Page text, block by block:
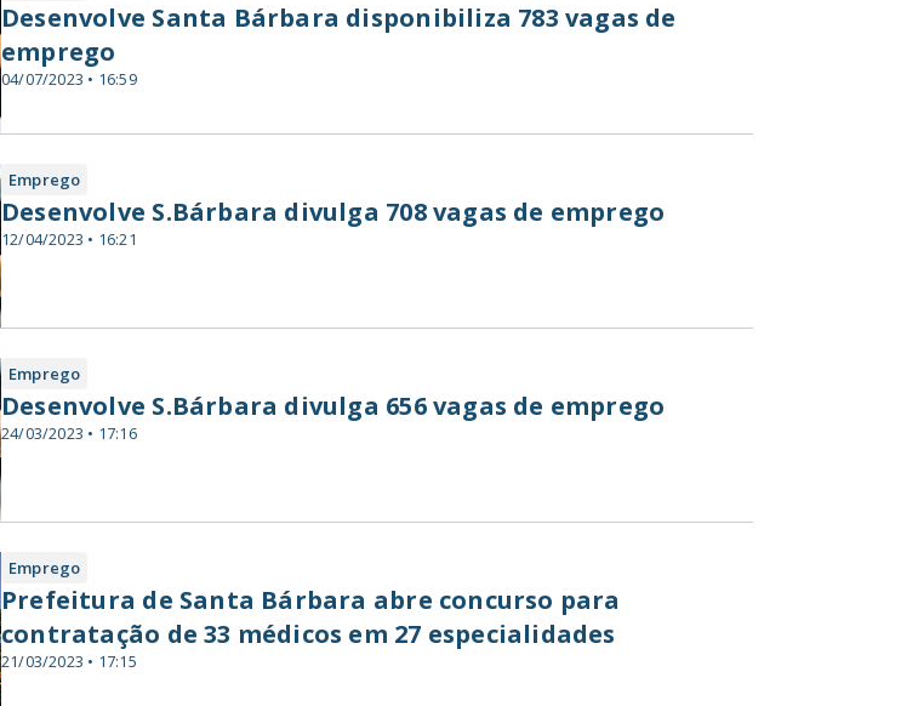
04/07/2023 • 16:59
Desenvolve Santa Bárbara disponibiliza 783 vagas de
emprego
Emprego
12/04/2023 • 16:21
Desenvolve S.Bárbara divulga 708 vagas de emprego
Emprego
24/03/2023 • 17:16
Desenvolve S.Bárbara divulga 656 vagas de emprego
Emprego
21/03/2023 • 17:15
Prefeitura de Santa Bárbara abre concurso para
contratação de 33 médicos em 27 especialidades